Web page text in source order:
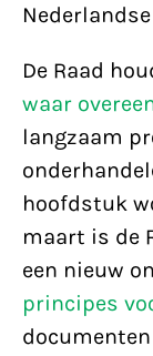
De Raad
waar
langzaam
hoofdstuk
maart is de
een nieuw
principes